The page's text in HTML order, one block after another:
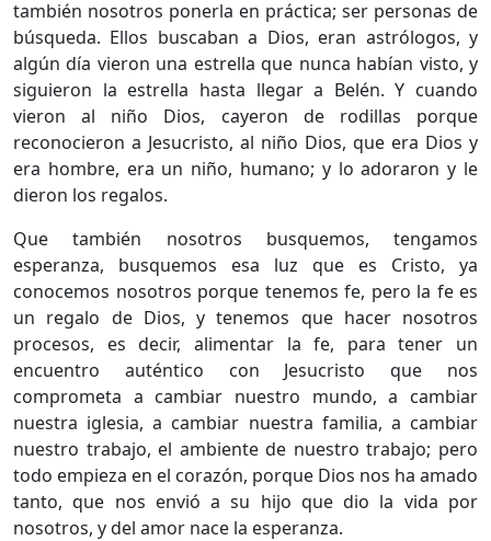
también nosotros ponerla en práctica; ser personas de
búsqueda. Ellos buscaban a Dios, eran astrólogos, y
algún día vieron una estrella que nunca habían visto, y
siguieron la estrella hasta llegar a Belén. Y cuando
vieron al niño Dios, cayeron de rodillas porque
reconocieron a Jesucristo, al niño Dios, que era Dios y
era hombre, era un niño, humano; y lo adoraron y le
dieron los regalos.
Que también nosotros busquemos, tengamos
esperanza, busquemos esa luz que es Cristo, ya
conocemos nosotros porque tenemos fe, pero la fe es
un regalo de Dios, y tenemos que hacer nosotros
procesos, es decir, alimentar la fe, para tener un
encuentro auténtico con Jesucristo que nos
comprometa a cambiar nuestro mundo, a cambiar
nuestra iglesia, a cambiar nuestra familia, a cambiar
nuestro trabajo, el ambiente de nuestro trabajo; pero
todo empieza en el corazón, porque Dios nos ha amado
tanto, que nos envió a su hijo que dio la vida por
nosotros, y del amor nace la esperanza.